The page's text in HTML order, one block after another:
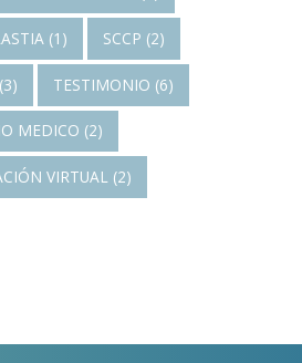
(1) SCCP (2)
(3) TESTIMONIO (6)
MEDICO (2)
VIRTUAL (2)